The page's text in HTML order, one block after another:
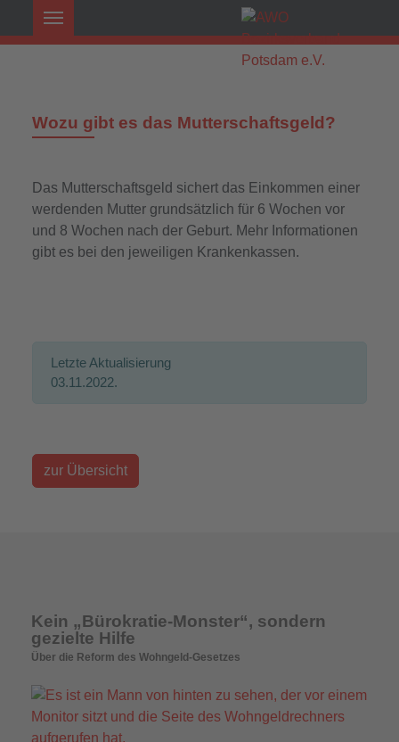
Wozu gibt es das Mutterschaftsgeld?
Das Mutterschaftsgeld sichert das Einkommen einer
werdenden Mutter grundsätzlich für 6 Wochen vor
und 8 Wochen nach der Geburt. Mehr Informationen
gibt es bei den jeweiligen Krankenkassen.
Letzte Aktualisierung
03.11.2022.
zur Übersicht
Kein „Bürokratie-Monster“, sondern
gezielte Hilfe
Über die Reform des Wohngeld-Gesetzes